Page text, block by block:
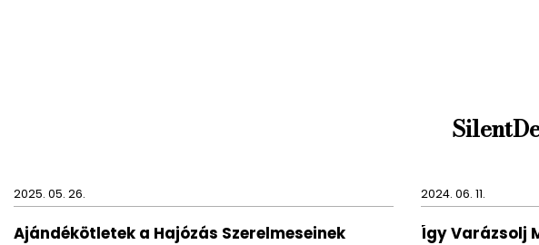
2025. 05. 26.
Ajándékötletek a Hajózás Szerelmeseinek
2024. 06. 11.
Így Varázsolj